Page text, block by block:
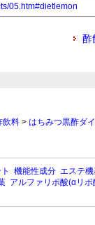
05.htm#dietlemon
酢
飲料 > はちみつ黒酢ダ
機能性成分 エステ
アルファリポ酸(αリポ